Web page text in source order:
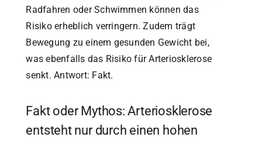
Radfahren oder Schwimmen können das
Risiko erheblich verringern. Zudem trägt
Bewegung zu einem gesunden Gewicht bei,
was ebenfalls das Risiko für Arteriosklerose
senkt. Antwort: Fakt.
Fakt oder Mythos: Arteriosklerose
entsteht nur durch einen hohen